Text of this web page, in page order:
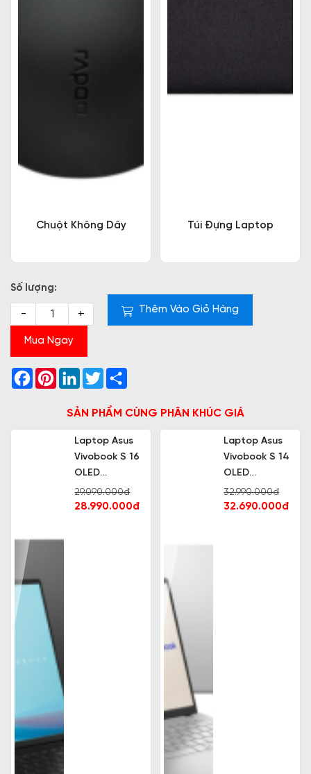
Chuột Không Dây Túi Đựng Laptop
Số lượng:
- + Thêm Vào Giỏ Hàng
Mua Ngay
Facebook
PinterestLinkedInTwitter
SẢN PHẨM CÙNG PHÂN KHÚC GIÁ
Laptop Asus
Vivobook S 16
OLED
M5606KA-
RI016WS AMD
29.090.000đ
28.990.000đ
Laptop Asus
Vivobook S 14
OLED
M5406WA-
PP071WS AI 9
32.990.000đ
32.690.000đ